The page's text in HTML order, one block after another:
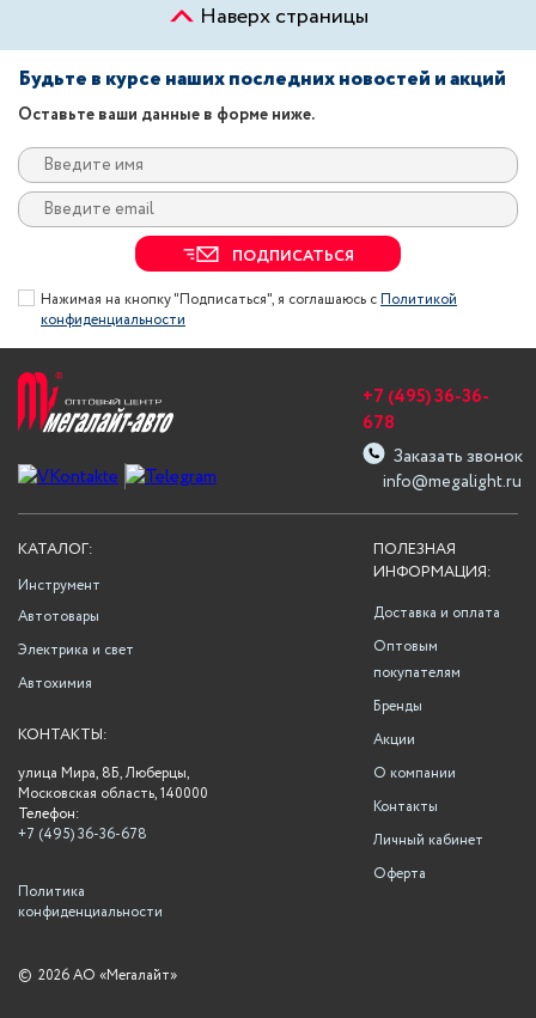
Наверх страницы
Будьте в курсе наших последних новостей и акций
Оставьте ваши данные в форме ниже.
ПОДПИСАТЬСЯ
Нажимая на кнопку "Подписаться", я соглашаюсь сПолитикой
конфиденциальности
info@megalight.ru
+7 (495) 36-36-
678
Заказать звонок
ПОЛЕЗНАЯ
ИНФОРМАЦИЯ:
Доставка и оплата
Оптовым
покупателям
Бренды
Акции
О компании
Контакты
Личный кабинет
Оферта
КАТАЛОГ:
Инструмент
Автотовары
Электрика и свет
Автохимия
КОНТАКТЫ:
улица Мира, 8Б, Люберцы,
Московская область, 140000
Телефон:
+7 (495) 36-36-678
Политика
конфиденциальности
© 2026 АО «Мегалайт»